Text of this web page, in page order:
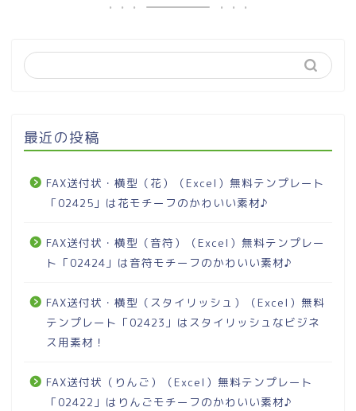
最近の投稿
FAX送付状・横型（花）（Excel）無料テンプレート
「02425」は花モチーフのかわいい素材♪
FAX送付状・横型（音符）（Excel）無料テンプレー
ト「02424」は音符モチーフのかわいい素材♪
FAX送付状・横型（スタイリッシュ）（Excel）無料
テンプレート「02423」はスタイリッシュなビジネ
ス用素材！
FAX送付状（りんご）（Excel）無料テンプレート
「02422」はりんごモチーフのかわいい素材♪